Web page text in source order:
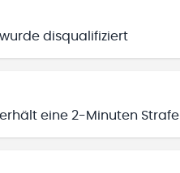
disqualifiziert
eine 2-Minuten Strafe